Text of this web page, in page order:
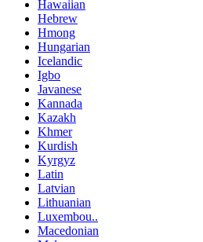
Hawaiian
Hebrew
Hmong
Hungarian
Icelandic
Igbo
Javanese
Kannada
Kazakh
Khmer
Kurdish
Kyrgyz
Latin
Latvian
Lithuanian
Luxembou..
Macedonian